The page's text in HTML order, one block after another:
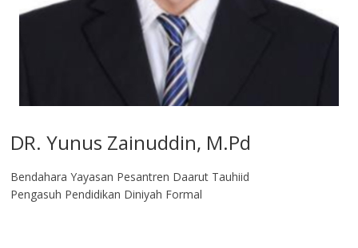
DR. Yunus Zainuddin, M.Pd
Bendahara Yayasan Pesantren Daarut Tauhiid
Pengasuh Pendidikan Diniyah Formal